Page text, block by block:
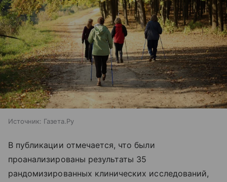
Источник: Газета.Ру
В публикации отмечается, что были
проанализированы результаты 35
рандомизированных клинических исследований,